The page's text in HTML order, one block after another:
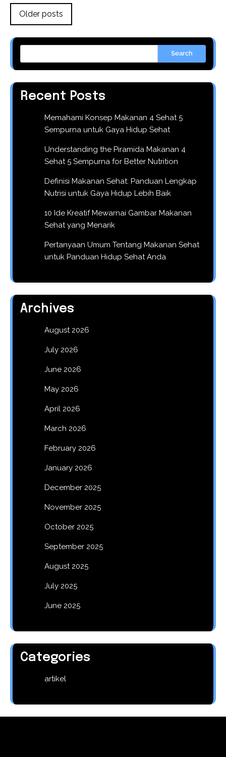
Posts
navigation
Older posts
Search
Recent Posts
Memahami Konsep Makanan 4 Sehat 5
Sempurna untuk Gaya Hidup Sehat
Understanding the Piramida Makanan 4
Sehat 5 Sempurna for Better Nutrition
Definisi Makanan Sehat: Panduan Lengkap
Nutrisi untuk Gaya Hidup Lebih Baik
10 Ide Kreatif Mewarnai Gambar Makanan
Sehat yang Menarik
Pertanyaan Umum Tentang Makanan Sehat
untuk Panduan Hidup Sehat Anda
Archives
August 2026
July 2026
June 2026
May 2026
April 2026
March 2026
February 2026
January 2026
December 2025
November 2025
October 2025
September 2025
August 2025
July 2025
June 2025
Categories
artikel